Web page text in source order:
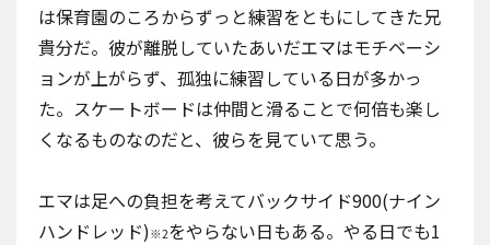
は保育園のころからずっと練習をともにしてきた兄
貴分だ。彼が離脱していたあいだエマはモチベーシ
ョンが上がらず、孤独に練習している日が多かっ
た。スケートボードは仲間と滑ることで何倍も楽し
くなるものなのだと、彼らを見ていて思う。
エマは足への負担を考えてバックサイド900(ナイン
ハンドレッド)※2をやらない日もある。やる日でも1